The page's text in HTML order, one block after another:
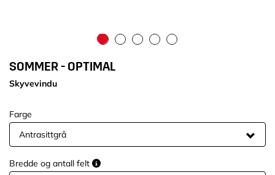
SOMMER - OPTIMAL
Skyvevindu
Farge
Bredde og antall felt